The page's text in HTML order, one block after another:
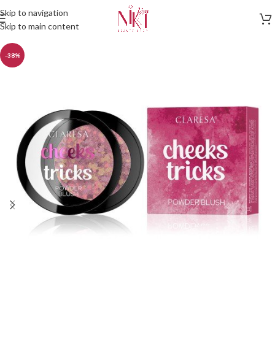
Skip to navigation
Skip to main content
-38%